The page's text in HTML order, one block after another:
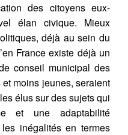
des citoyens eux-
élan civique. Mieux
déjà au sein du
France existe déjà un
conseil municipal des
moins jeunes, seraient
élus sur des sujets qui
et une adaptabilité
inégalités en termes